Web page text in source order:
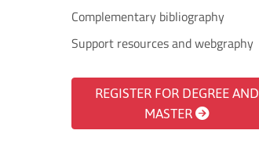
Complementary bibliography
Support resources and webgraphy
REGISTER FOR DEGREE AND
MASTER